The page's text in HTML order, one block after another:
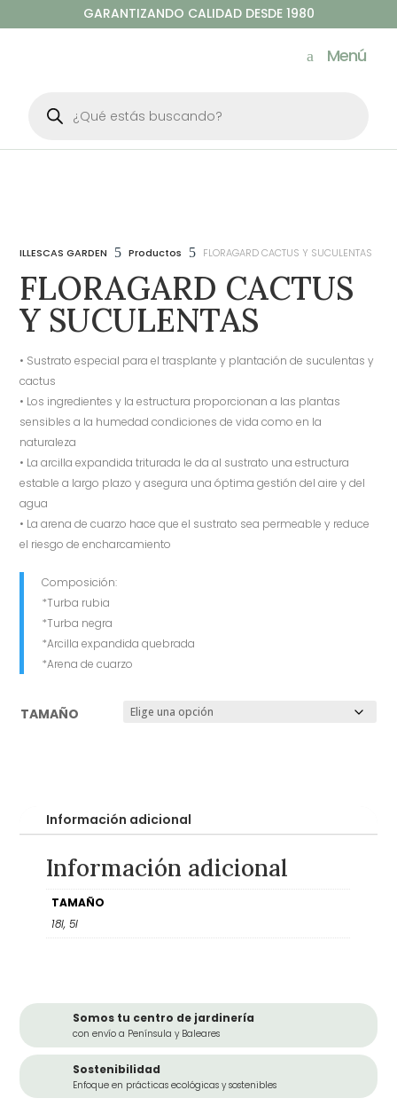
GARANTIZANDO CALIDAD DESDE 1980
Menú
productos
ILLESCAS GARDEN 5 Productos 5 FLORAGARD CACTUS Y SUCULENTAS
FLORAGARD CACTUS
Y SUCULENTAS
• Sustrato especial para el trasplante y plantación de suculentas y
cactus
• Los ingredientes y la estructura proporcionan a las plantas
sensibles a la humedad condiciones de vida como en la
naturaleza
• La arcilla expandida triturada le da al sustrato una estructura
estable a largo plazo y asegura una óptima gestión del aire y del
agua
• La arena de cuarzo hace que el sustrato sea permeable y reduce
el riesgo de encharcamiento
Composición:
*Turba rubia
*Turba negra
*Arcilla expandida quebrada
*Arena de cuarzo
TAMAÑO
Información adicional
Información adicional
TAMAÑO
18l, 5l
Somos tu centro de jardinería
con envío a Península y Baleares
Sostenibilidad
Enfoque en prácticas ecológicas y sostenibles